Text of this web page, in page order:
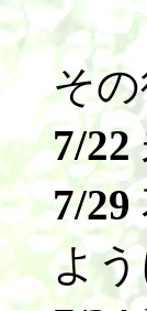
そ
7/22
7/29
よ